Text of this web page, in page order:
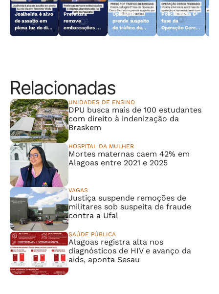
Joalheiria é alvo
de assalto em
plena luz do dia
Prefeitura
remove
embarcações e
Operação
prende suspeito
de tráfico de
Polícia inicia 6ª
fase da
Operação Cerco
Relacionadas
UNIDADES DE ENSINO
DPU busca mais de 100 estudantes
com direito à indenização da
Braskem
HOSPITAL DA MULHER
Mortes maternas caem 42% em
Alagoas entre 2021 e 2025
VAGAS
Justiça suspende remoções de
militares sob suspeita de fraude
contra a Ufal
SAÚDE PÚBLICA
Alagoas registra alta nos
diagnósticos de HIV e avanço da
aids, aponta Sesau